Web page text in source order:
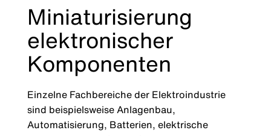
Miniaturisierung
elektronischer
Komponenten
Einzelne Fachbereiche der Elektroindustrie
sind beispielsweise Anlagenbau,
Automatisierung, Batterien, elektrische